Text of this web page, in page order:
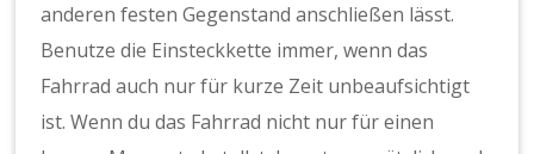
anderen festen Gegenstand anschließen lässt.
Benutze die Einsteckkette immer, wenn das
Fahrrad auch nur für kurze Zeit unbeaufsichtigt
ist. Wenn du das Fahrrad nicht nur für einen